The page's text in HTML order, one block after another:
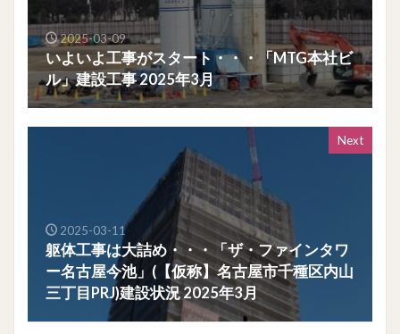
2025-03-09
いよいよ工事がスタート・・・「MTG本社ビ
ル」建設工事 2025年3月
Next
2025-03-11
躯体工事は大詰め・・・「ザ・ファインタワ
ー名古屋今池」(【仮称】名古屋市千種区内山
三丁目PRJ)建設状況 2025年3月